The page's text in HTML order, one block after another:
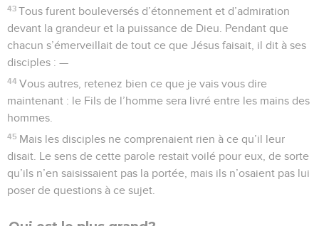
43 Tous furent bouleversés d’étonnement et d’admiration
devant la grandeur et la puissance de Dieu. Pendant que
chacun s’émerveillait de tout ce que Jésus faisait, il dit à ses
disciples : —
44 Vous autres, retenez bien ce que je vais vous dire
maintenant : le Fils de l’homme sera livré entre les mains des
hommes.
45 Mais les disciples ne comprenaient rien à ce qu’il leur
disait. Le sens de cette parole restait voilé pour eux, de sorte
qu’ils n’en saisissaient pas la portée, mais ils n’osaient pas lui
poser de questions à ce sujet.